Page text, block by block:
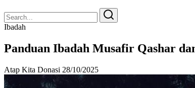
Search
for:
Search
Ibadah
Panduan Ibadah Musafir Qashar
Atap Kita Donasi 28/10/2025